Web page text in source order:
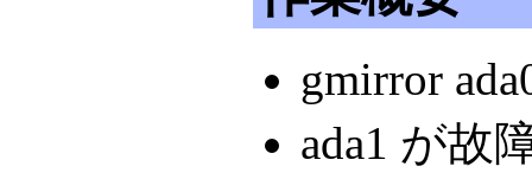
gmirror
ada1 が故